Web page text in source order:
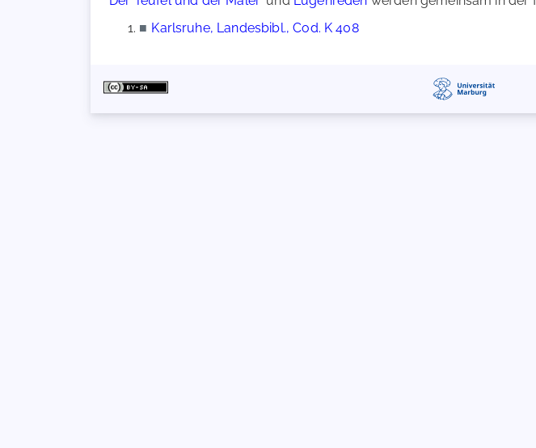
■ Karlsruhe, Landesbibl., Cod. K 408